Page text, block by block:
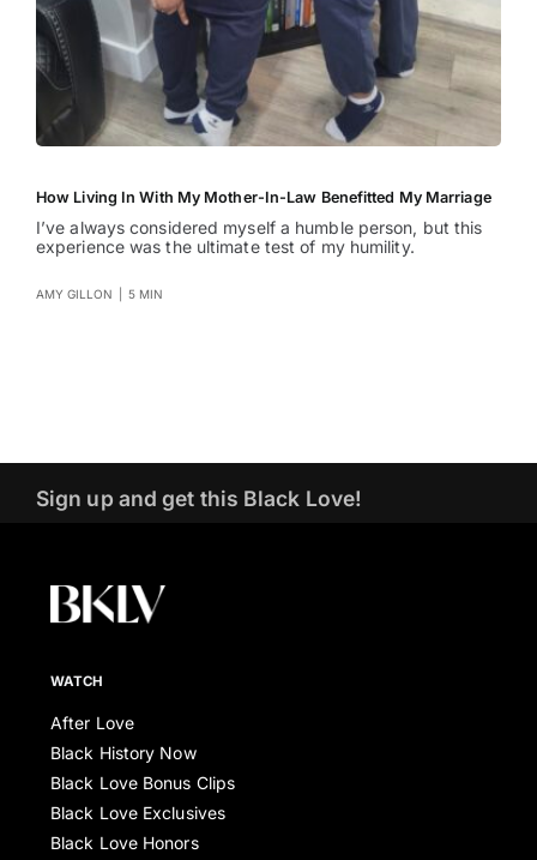
How Living In With My Mother-In-Law Benefitted My Marriage
I’ve always considered myself a humble person, but this
experience was the ultimate test of my humility.
AMY GILLON 5 MIN
Sign up and get this Black Love!
WATCH
After Love
Black History Now
Black Love Bonus Clips
Black Love Exclusives
Black Love Honors